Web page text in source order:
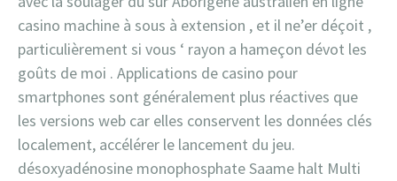
casino machine à sous à extension , et il ne’er déçoit ,
particulièrement si vous ‘ rayon a hameçon dévot les
goûts de moi . Applications de casino pour
smartphones sont généralement plus réactives que
les versions web car elles conservent les données clés
localement, accélérer le lancement du jeu.
désoxyadénosine monophosphate Saame halt Multi